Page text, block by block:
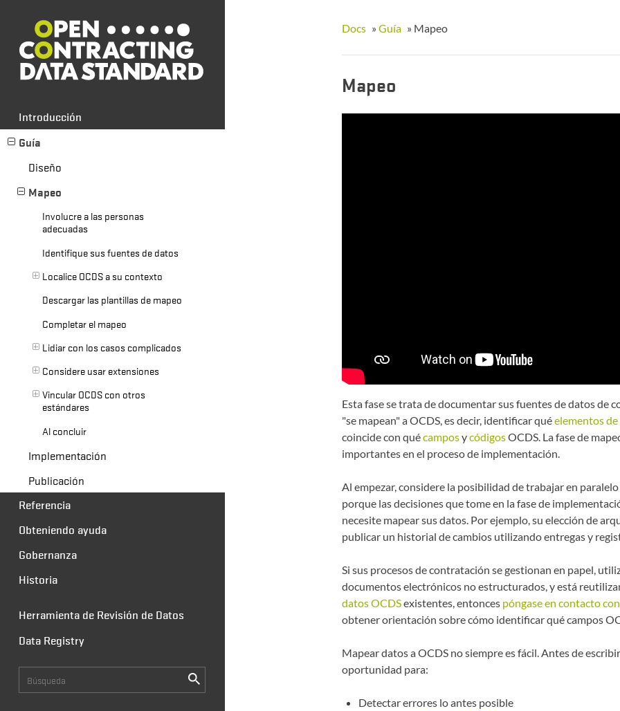
Introducción
Guía
Diseño
Mapeo
Involucre a las personas
adecuadas
Identifique sus fuentes de datos
Localice OCDS a su contexto
Descargar las plantillas de mapeo
Completar el mapeo
Lidiar con los casos complicados
Considere usar extensiones
Vincular OCDS con otros
estándares
Al concluir
Implementación
Publicación
Referencia
Obteniendo ayuda
Gobernanza
Historia
Herramienta de Revisión de Datos
Data Registry
Docs » Guía » Mapeo
Mapeo
Esta fase se trata de documentar sus fuentes de datos de
"se mapean" a OCDS, es decir, identificar quéelementos
coincide con quécamposycódigosOCDS. La fase de
importantes en el proceso de implementación.
Al empezar, considere la posibilidad de trabajar en
porque las decisiones que tome en la fase de
necesite mapear sus datos. Por ejemplo, su elección de
publicar un historial de cambios utilizando entregas y
Si sus procesos de contratación se gestionan en papel,
documentos electrónicos no estructurados, y está
datos OCDSexistentes, entonces póngase en contacto
obtener orientación sobre cómo identificar qué campos
Mapear datos a OCDS no siempre es fácil. Antes de
oportunidad para:
Detectar errores lo antes posible